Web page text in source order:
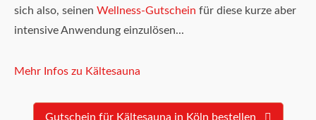
sich also, seinen Wellness-Gutschein für diese kurze aber
intensive Anwendung einzulösen...
Mehr Infos zu Kältesauna
Gutschein für Kältesauna in Köln bestellen